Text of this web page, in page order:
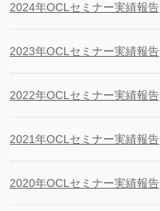
2024年OCLセミナー実績報告
2023年OCLセミナー実績報告
2022年OCLセミナー実績報告
2021年OCLセミナー実績報告
2020年OCLセミナー実績報告